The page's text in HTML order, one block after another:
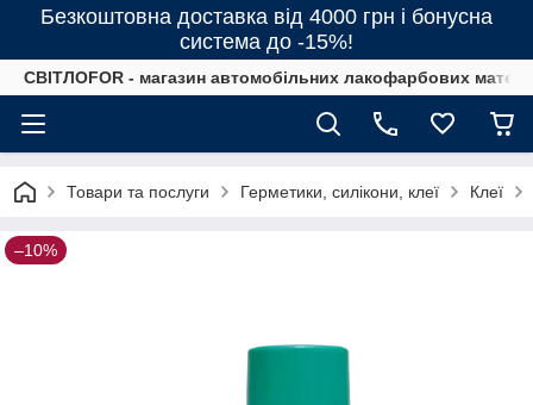
Безкоштовна доставка від 4000 грн і бонусна
система до -15%!
СВІТЛОFOR - магазин автомобільних лакофарбових
Товари та послуги Герметики, силікони, клеї Клеї
–10%